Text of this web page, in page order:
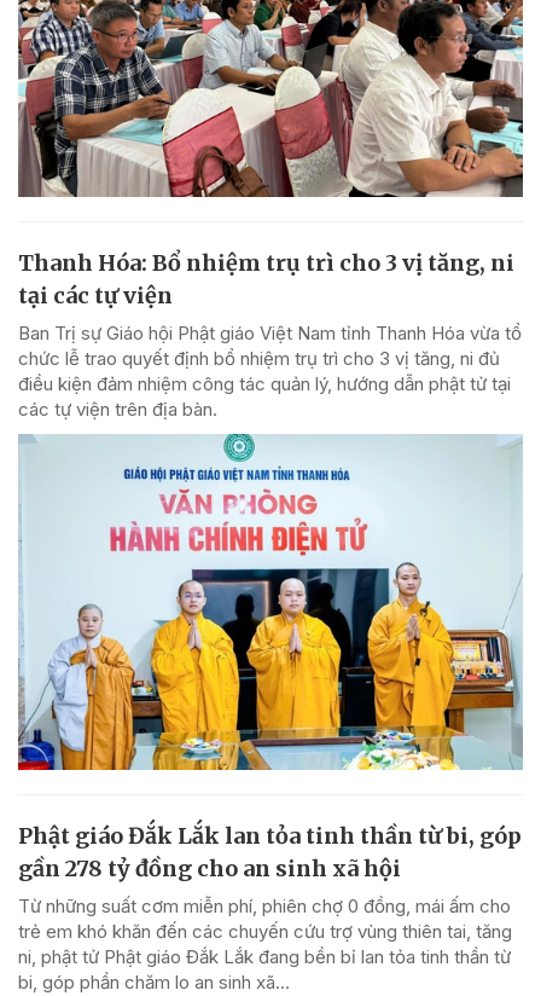
Thanh Hóa: Bổ nhiệm trụ trì cho 3 vị tăng, ni
tại các tự viện
Ban Trị sự Giáo hội Phật giáo Việt Nam tỉnh Thanh Hóa vừa tổ
chức lễ trao quyết định bổ nhiệm trụ trì cho 3 vị tăng, ni đủ
điều kiện đảm nhiệm công tác quản lý, hướng dẫn phật tử tại
các tự viện trên địa bàn.
Phật giáo Đắk Lắk lan tỏa tinh thần từ bi, góp
gần 278 tỷ đồng cho an sinh xã hội
Từ những suất cơm miễn phí, phiên chợ 0 đồng, mái ấm cho
trẻ em khó khăn đến các chuyến cứu trợ vùng thiên tai, tăng
ni, phật tử Phật giáo Đắk Lắk đang bền bỉ lan tỏa tinh thần từ
bi, góp phần chăm lo an sinh xã...